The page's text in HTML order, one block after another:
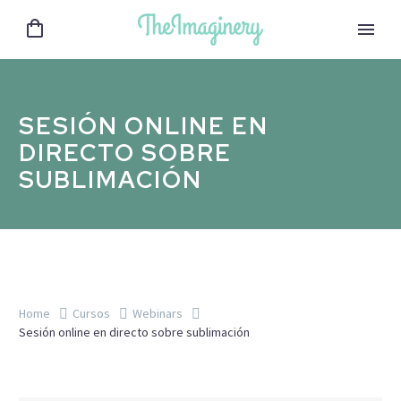
SESIÓN ONLINE EN
DIRECTO SOBRE
SUBLIMACIÓN
Home Cursos
Webinars
Sesión online en directo sobre sublimación